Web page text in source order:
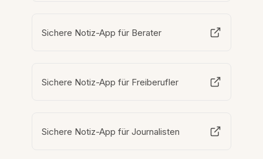
Sichere Notiz-App für Berater
Sichere Notiz-App für Freiberufler
Sichere Notiz-App für Journalisten